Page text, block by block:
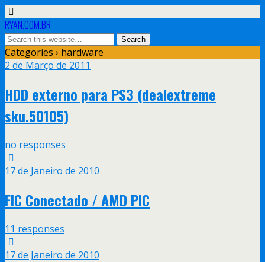
RYAN.COM.BR
Categories › hardware
2 de Março de 2011
HDD externo para PS3 (dealextreme
sku.50105)
no responses
17 de Janeiro de 2010
FIC Conectado / AMD PIC
11 responses
17 de Janeiro de 2010